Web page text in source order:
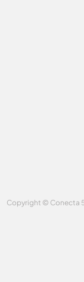
Copyright © Conecta